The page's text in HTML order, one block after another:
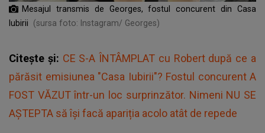
Mesajul transmis de Georges, fostul concurent din Casa
Iubirii
(sursa foto: Instagram/ Georges)
Citește și: CE S-A ÎNTÂMPLAT cu Robert după ce a
părăsit emisiunea "Casa Iubirii"? Fostul concurent A
FOST VĂZUT într-un loc surprinzător. Nimeni NU SE
AȘTEPTA să își facă apariția acolo atât de repede